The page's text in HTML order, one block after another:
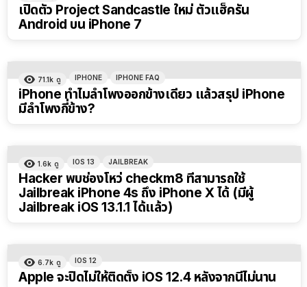
เปิดตัว Project Sandcastle ใหม่ ตัวแฮ็ครัน
Android บน iPhone 7
71.1k ดู IPHONE IPHONE FAQ
iPhone ทำไมลําโพงออกข้างเดียว แล้วสรุป iPhone
มีลำโพงกี่ข้าง?
1.6k ดู IOS 13 JAILBREAK
Hacker พบช่องโหว่ checkm8 ที่สามารถใช้
Jailbreak iPhone 4s ถึง iPhone X ได้ (มีผู้
Jailbreak iOS 13.1.1 ได้แล้ว)
6.7k ดู IOS 12
Apple จะปิดไม่ให้ติดตั้ง iOS 12.4 หลังจากนี้ไม่นาน